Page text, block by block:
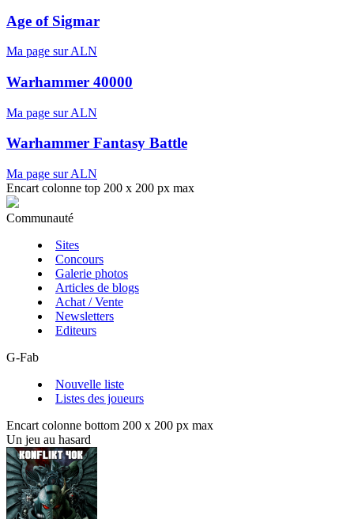
Age of Sigmar
Ma page sur ALN
Warhammer 40000
Ma page sur ALN
Warhammer Fantasy Battle
Ma page sur ALN
Encart colonne top 200 x 200 px max
Communauté
Sites
Concours
Galerie photos
Articles de blogs
Achat / Vente
Newsletters
Editeurs
G-Fab
Nouvelle liste
Listes des joueurs
Encart colonne bottom 200 x 200 px max
Un jeu au hasard